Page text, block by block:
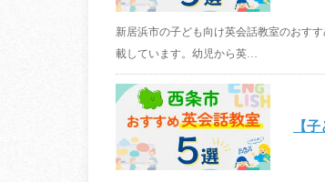
新居浜市の子ども向け英会話教室のおす
載しています。幼児から英…
【